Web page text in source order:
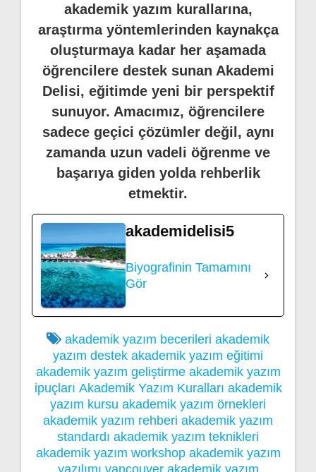
akademik yazım kurallarına,
araştırma yöntemlerinden kaynakça
oluşturmaya kadar her aşamada
öğrencilere destek sunan Akademi
Delisi, eğitimde yeni bir perspektif
sunuyor. Amacımız, öğrencilere
sadece geçici çözümler değil, aynı
zamanda uzun vadeli öğrenme ve
başarıya giden yolda rehberlik
etmektir.
akademidelisi5
Biyografinin Tamamını
Gör
akademik yazım becerileri akademik
yazım destek akademik yazım eğitimi
akademik yazım geliştirme akademik yazım
ipuçları Akademik Yazım Kuralları akademik
yazım kursu akademik yazım örnekleri
akademik yazım rehberi akademik yazım
standardı akademik yazım teknikleri
akademik yazım workshop akademik yazım
yazılımı vancouver akademik yazım